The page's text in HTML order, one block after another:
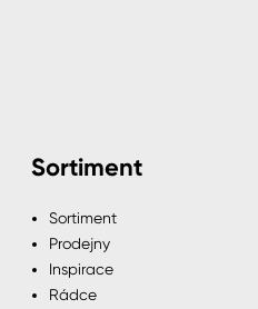
Sortiment
Sortiment
Prodejny
Inspirace
Rádce